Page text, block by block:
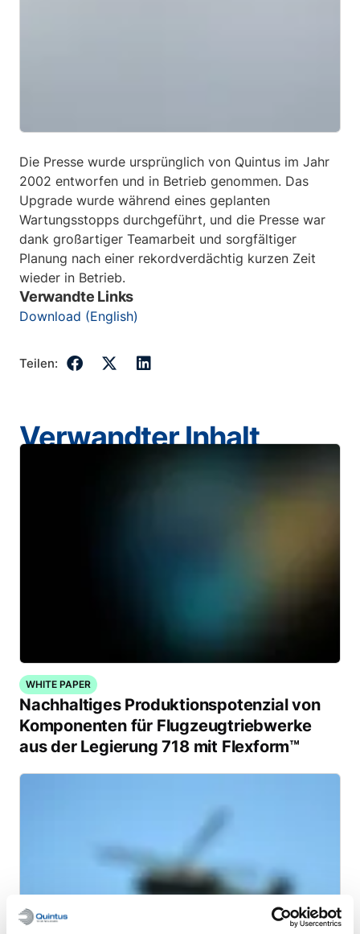
Die Presse wurde ursprünglich von Quintus im Jahr
2002 entworfen und in Betrieb genommen. Das
Upgrade wurde während eines geplanten
Wartungsstopps durchgeführt, und die Presse war
dank großartiger Teamarbeit und sorgfältiger
Planung nach einer rekordverdächtig kurzen Zeit
wieder in Betrieb.
Verwandte Links
Download (English)
Teilen:
Verwandter Inhalt
WHITE PAPER
Nachhaltiges Produktionspotenzial von
Komponenten für Flugzeugtriebwerke
aus der Legierung 718 mit Flexform™